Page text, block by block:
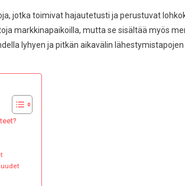
jotka toimivat hajautetusti ja perustuvat
markkinapaikoilla, mutta se sisältää myös
lyhyen ja pitkän aikavälin